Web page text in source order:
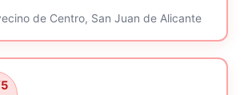
de Centro, San Juan de Alicante